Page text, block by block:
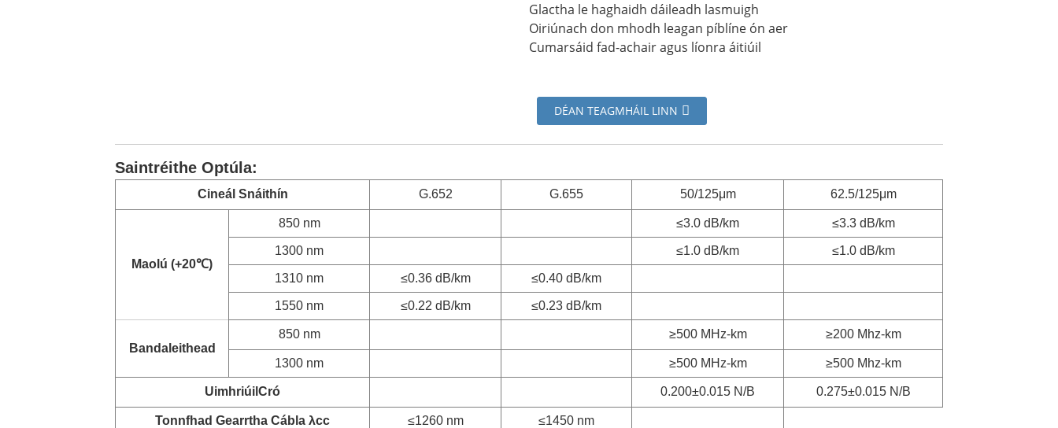
Glactha le haghaidh dáileadh lasmuigh
Oiriúnach don mhodh leagan píblíne ón aer
Cumarsáid fad-achair agus líonra áitiúil
DÉAN TEAGMHÁIL LINN
Saintréithe Optúla:
Cineál Snáithín G.652 G.655 50/125μm 62.5/125μm
Maolú (+20℃)
850 nm ≤3.0 dB/km ≤3.3 dB/km
1300 nm ≤1.0 dB/km ≤1.0 dB/km
1310 nm ≤0.36 dB/km ≤0.40 dB/km
1550 nm ≤0.22 dB/km ≤0.23 dB/km
Bandaleithead
850 nm ≥500 MHz-km ≥200 Mhz-km
1300 nm ≥500 MHz-km ≥500 Mhz-km
Uimhriúil Cró 0.200±0.015 N/B 0.275±0.015 N/B
Tonnfhad Gearrtha Cábla λcc ≤1260 nm ≤1450 nm